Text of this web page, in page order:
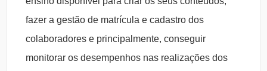
fazer a gestão de matrícula e cadastro dos
colaboradores e principalmente, conseguir
monitorar os desempenhos nas realizações dos